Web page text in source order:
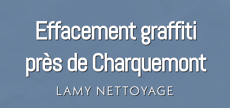
Effacement graffiti
près de Charquemont
LAMY NETTOYAGE